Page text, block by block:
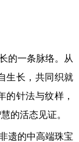
的一条脉络。从
生长，共同织就
的针法与纹样，
的活态见证。
遗的中高端珠宝